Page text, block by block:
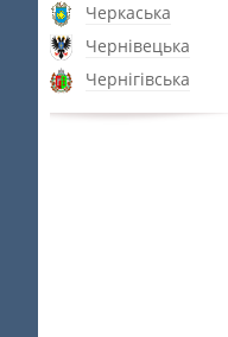
Черкаська
Чернівецька
Чернігівська